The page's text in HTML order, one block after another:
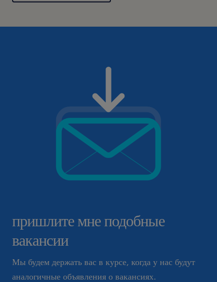
пришлите мне подобные
вакансии
Мы будем держать вас в курсе, когда у нас будут
аналогичные объявления о вакансиях.